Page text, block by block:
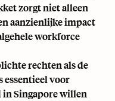
zorgt niet alleen
aanzienlijke impact
workforce
rechten als de
essentieel voor
Singapore willen